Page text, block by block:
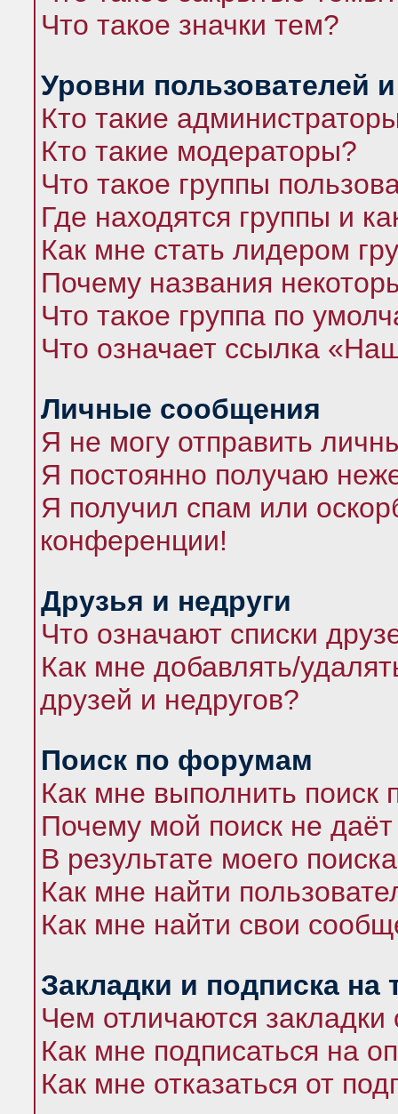
Что такое значки тем?
Уровни пользователей
Кто такие
Кто такие модераторы?
Что такое группы
Где находятся группы и
Как мне стать лидером
Почему названия
Что такое группа по
Что означает ссылка
Личные сообщения
Я не могу отправить
Я постоянно получаю
Я получил спам или
конференции!
Друзья и недруги
Что означают списки
Как мне добавлять/
друзей и недругов?
Поиск по форумам
Как мне выполнить
Почему мой поиск не даёт
В результате моего
Как мне найти
Как мне найти свои
Закладки и подписка на
Чем отличаются закладки
Как мне подписаться на
Как мне отказаться от